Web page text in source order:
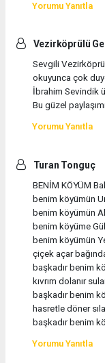
Yorumu Yanıtla
Vezirköprülü
Sevgili
okuyunca çok
İbrahim Sevindik
Bu güzel
Yorumu Yanıtla
Turan Tonguç
BENİM KÖYÜM
benim köyümün
benim köyümün
benim köyüme
benim köyümün
çiçek açar
başkadır benim
kıvrım dolanır
başkadır benim
hasretle döner
başkadır benim
Yorumu Yanıtla